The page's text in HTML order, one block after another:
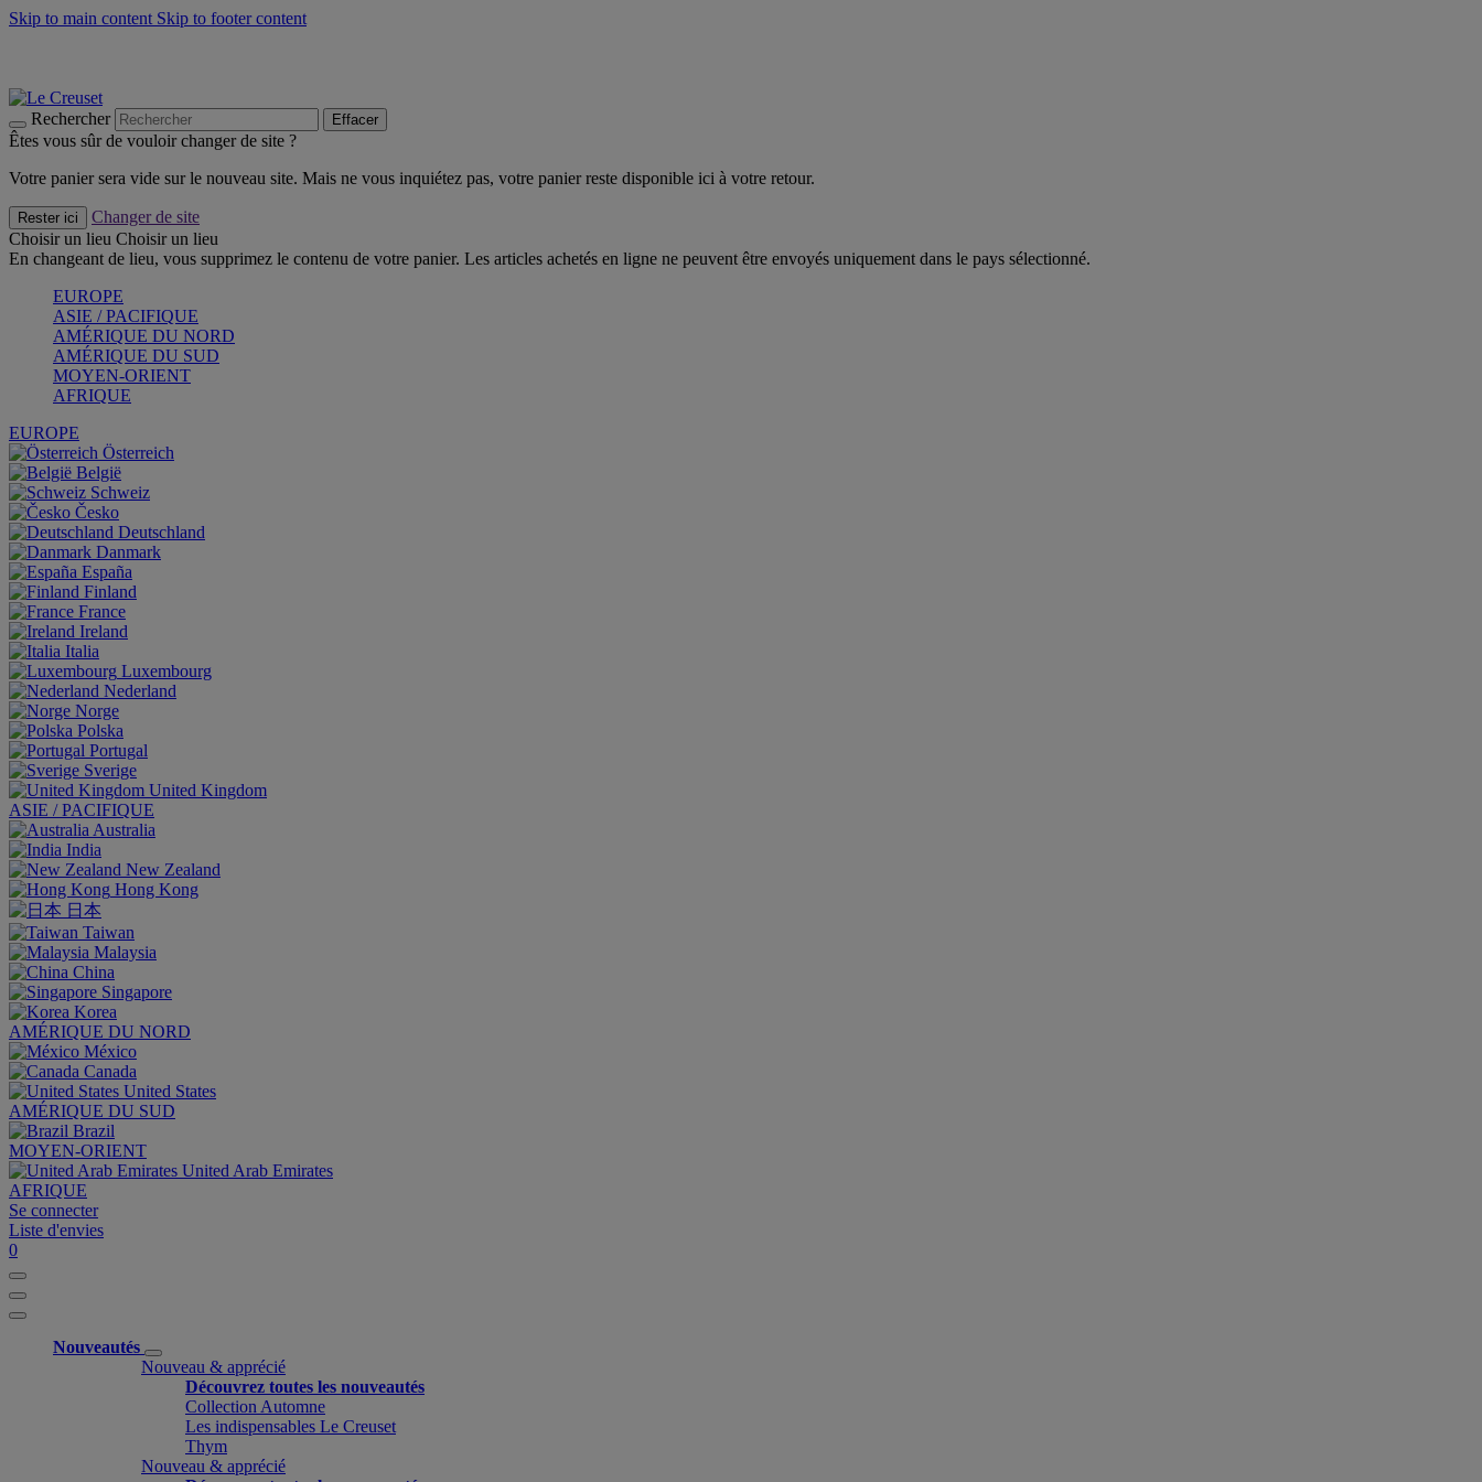
Skip to main content Skip to footer content
Rechercher Effacer
Êtes vous sûr de vouloir changer de site ?
Votre panier sera vide sur le nouveau site. Mais ne vous inquiétez pas, votre panier reste disponible ici à votre retour.
Rester ici
Changer de site
Choisir un lieu Choisir un lieu
En changeant de lieu, vous supprimez le contenu de votre panier. Les articles achetés en ligne ne peuvent être envoyés uniquement dans le pays sélectionné.
EUROPE
ASIE / PACIFIQUE
AMÉRIQUE DU NORD
AMÉRIQUE DU SUD
MOYEN-ORIENT
AFRIQUE
EUROPE
Österreich
België
Schweiz
Česko
Deutschland
Danmark
España
Finland
France
Ireland
Italia
Luxembourg
Nederland
Norge
Polska
Portugal
Sverige
United Kingdom
ASIE / PACIFIQUE
Australia
India
New Zealand
Hong Kong
日本
Taiwan
Malaysia
China
Singapore
Korea
AMÉRIQUE DU NORD
México
Canada
United States
AMÉRIQUE DU SUD
Brazil
MOYEN-ORIENT
United Arab Emirates
AFRIQUE
Se connecter
Liste d'envies
0
Nouveautés
Nouveau & apprécié
Découvrez toutes les nouveautés
Collection Automne
Les indispensables Le Creuset
Thym
Nouveau & apprécié